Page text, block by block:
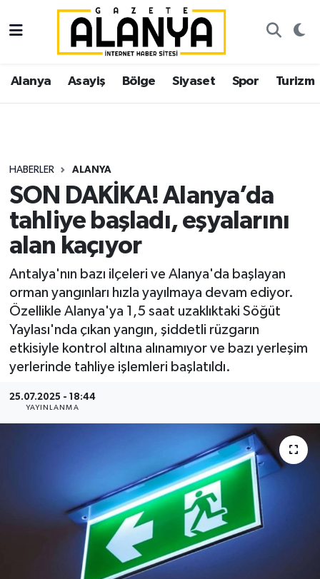
Alanya Asayiş Bölge Siyaset Spor Turizm
HABERLER ALANYA
SON DAKİKA! Alanya’da
tahliye başladı, eşyalarını
alan kaçıyor
Antalya'nın bazı ilçeleri ve Alanya'da başlayan
orman yangınları hızla yayılmaya devam ediyor.
Özellikle Alanya'ya 1,5 saat uzaklıktaki Söğüt
Yaylası'nda çıkan yangın, şiddetli rüzgarın
etkisiyle kontrol altına alınamıyor ve bazı yerleşim
yerlerinde tahliye işlemleri başlatıldı.
25.07.2025 - 18:44
YAYINLANMA
Alanya
Asayiş
Siyaset
Spor
Turizm
Ekonomi
Gazipaşa
İstanbul Nöbetçi Eczaneler
İstanbul Hava Durumu
Süper Lig Puan Durumu ve Fikstür
Tüm Manşetler
Son Dakika Haberleri
Haber Arşivi